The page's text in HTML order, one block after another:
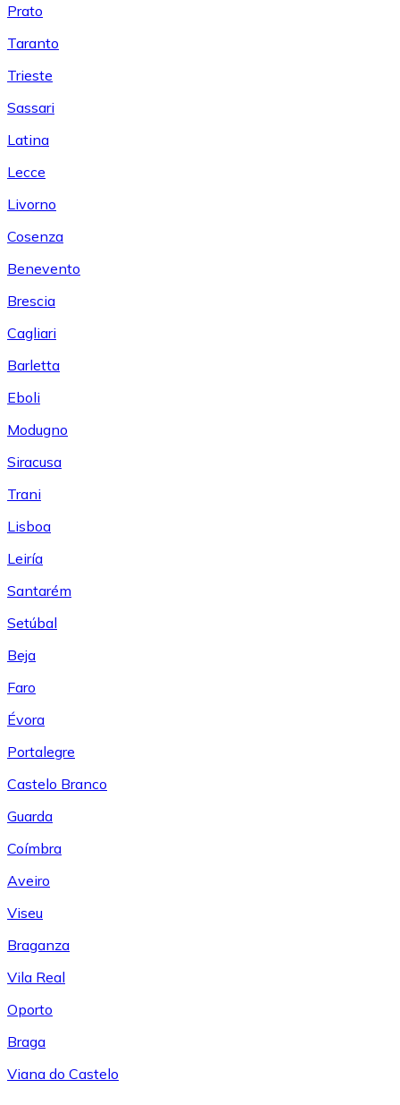
Prato
Taranto
Trieste
Sassari
Latina
Lecce
Livorno
Cosenza
Benevento
Brescia
Cagliari
Barletta
Eboli
Modugno
Siracusa
Trani
Lisboa
Leiría
Santarém
Setúbal
Beja
Faro
Évora
Portalegre
Castelo Branco
Guarda
Coímbra
Aveiro
Viseu
Braganza
Vila Real
Oporto
Braga
Viana do Castelo